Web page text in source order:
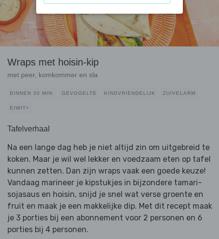
Wraps met hoisin-kip
met peer, komkommer en sla
BINNEN 30 MIN. GEVOGELTE KINDVRIENDELIJK ZUIVELARM
EIWIT+
Tafelverhaal
Na een lange dag heb je niet altijd zin om uitgebreid te
koken. Maar je wil wel lekker en voedzaam eten op tafel
kunnen zetten. Dan zijn wraps vaak een goede keuze!
Vandaag marineer je kipstukjes in bijzondere tamari-
sojasaus en hoisin, snijd je snel wat verse groente en
fruit en maak je een makkelijke dip. Met dit recept maak
je 3 porties bij een abonnement voor 2 personen en 6
porties bij 4 personen.